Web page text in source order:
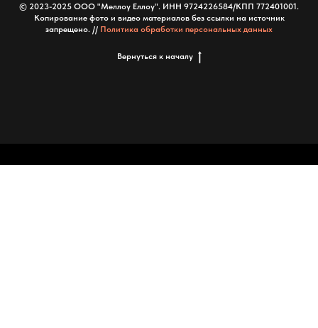
© 2023-2025 ООО "Меллоу Еллоу". ИНН 9724226584/КПП 772401001.
Копирование фото и видео материалов без ссылки на источник
запрещено. // Политика обработки персональных данных
Вернуться к началу